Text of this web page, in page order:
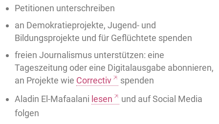
Petitionen unterschreiben
an Demokratieprojekte, Jugend- und
Bildungsprojekte und für Geflüchtete spenden
freien Journalismus unterstützen: eine
Tageszeitung oder eine Digitalausgabe abonnieren,
an Projekte wie Correctiv
spenden
Aladin El-Mafaalani lesen
und auf Social Media
folgen